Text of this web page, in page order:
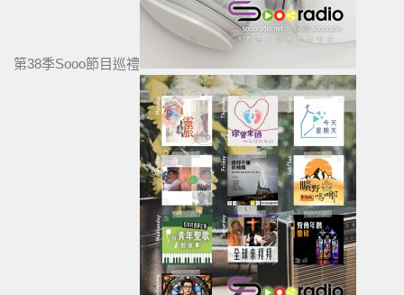
第38季Sooo節目巡禮